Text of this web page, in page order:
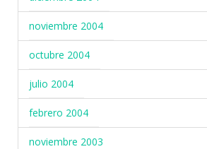
noviembre 2004
octubre 2004
julio 2004
febrero 2004
noviembre 2003